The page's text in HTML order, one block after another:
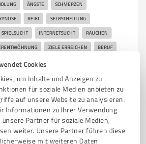
Cookies
um Inhalte und Anzeigen zu
für soziale Medien anbieten zu
auf unsere Website zu analysieren.
Informationen zu Ihrer Verwendung
Partner für soziale Medien,
weiter. Unsere Partner führen diese
mit weiteren Daten
ÄNGSTE SCHMERZEN
REIKI SELBSTHEILUNG
SPIELSUCHT INTERNETSUCHT RAUCHEN
ZIELE ERREICHEN BERUF
HEILPRAKTIKER
SUPERVISION WEITERBILDUNG
28, 35581 Wetzlar
kontakt@heikowagner.com